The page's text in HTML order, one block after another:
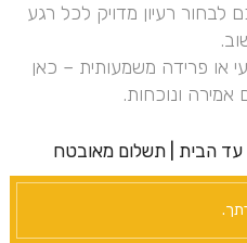
רעיון מדויק לכל רגע
או פרידה משמעותית – כאן
ונוכחות.
עד הבית | תשלום מאובטח